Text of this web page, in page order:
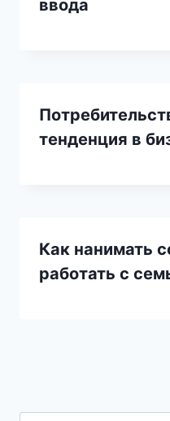
ввода
тенденция в
Как нанимать
работать с